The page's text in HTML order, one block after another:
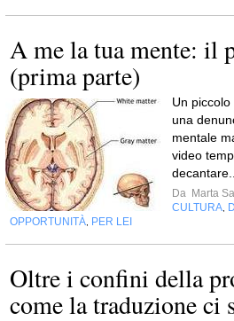
A me la tua mente: il
(prima parte)
Un
una
mentale
video
Da Marta
CULTURA
OPPORTUNITÀ PER LEI
Oltre i confini della
come la traduzione ci